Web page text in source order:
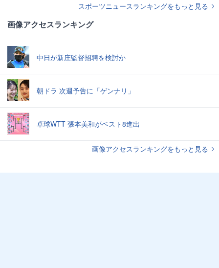
スポーツニュースランキングをもっと見る
画像アクセスランキング
中日が新庄監督招聘を検討か
朝ドラ 次週予告に「ゲンナリ」
卓球WTT 張本美和がベスト8進出
画像アクセスランキングをもっと見る